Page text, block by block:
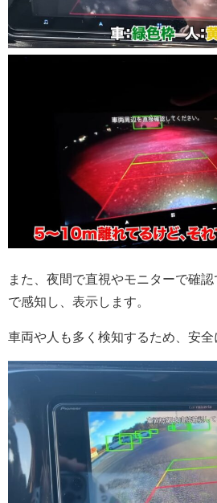
また、夜間で直視やモニターで確
で感知し、表示します。
車両や人も多く検知するため、安全